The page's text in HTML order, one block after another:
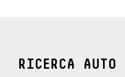
RICERCA AUTO